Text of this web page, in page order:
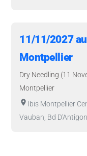
11/11/2027
Montpellier
Dry Needling (11
Montpellier
room Ibis Montpellier
Vauban, Bd